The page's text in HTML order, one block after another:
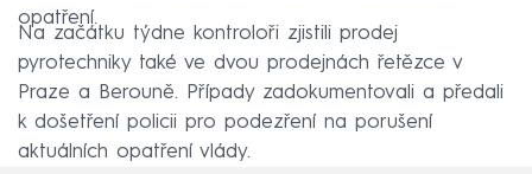
opatření.
Na začátku týdne kontroloři zjistili prodej
pyrotechniky také ve dvou prodejnách řetězce v
Praze a Berouně. Případy zadokumentovali a předali
k došetření policii pro podezření na porušení
aktuálních opatření vlády.